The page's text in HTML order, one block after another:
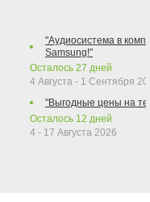
"Аудиосистема в
Samsung!"
Осталось 27 дней
4 Августа - 1 Сентября
"Выгодные цены на
Осталось 12 дней
4 - 17 Августа 2026